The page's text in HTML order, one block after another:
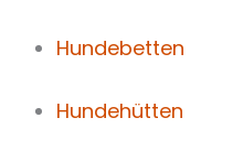
Hundebetten
Hundehütten